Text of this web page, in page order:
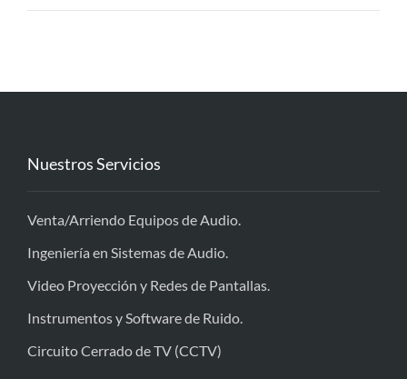
Nuestros Servicios
Venta/Arriendo Equipos de Audio.
Ingeniería en Sistemas de Audio.
Video Proyección y Redes de Pantallas.
Instrumentos y Software de Ruido.
Circuito Cerrado de TV (CCTV)